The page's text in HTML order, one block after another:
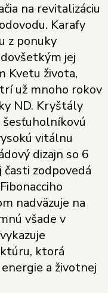
na revitalizáciu
Karafy
z ponuky
jej
Kvetu života,
už mnoho rokov
ND. Kryštály
šesťuholníkovú
vitálnu
dizajn so 6
časti zodpovedá
nadväzuje na
všade v
ktorá
a životnej